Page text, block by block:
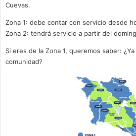
Cuevas.
Zona 1: debe contar con servicio desde
Zona 2: tendrá servicio a partir del
Si eres de la Zona 1, queremos saber:
comunidad?